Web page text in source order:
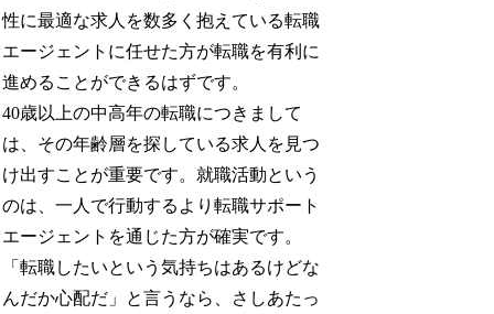
性に最適な求人を数多く抱えている転職
エージェントに任せた方が転職を有利に
進めることができるはずです。
40歳以上の中高年の転職につきまして
は、その年齢層を探している求人を見つ
け出すことが重要です。就職活動という
のは、一人で行動するより転職サポート
エージェントを通じた方が確実です。
「転職したいという気持ちはあるけどな
んだか心配だ」と言うなら、さしあたっ